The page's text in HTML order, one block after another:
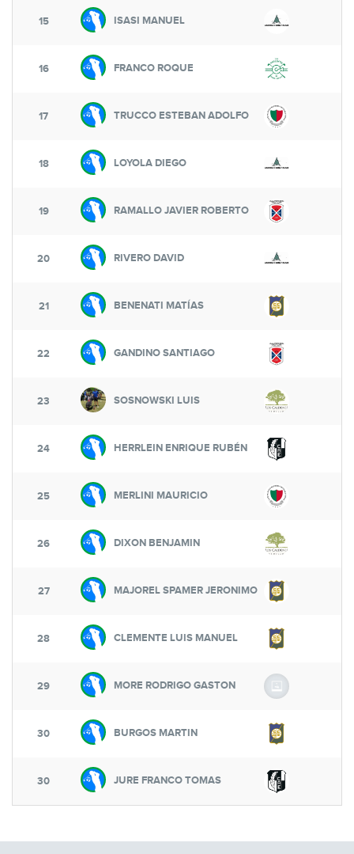
15 ISASI MANUEL
16 FRANCO ROQUE
17 TRUCCO ESTEBAN ADOLFO
18 LOYOLA DIEGO
19 RAMALLO JAVIER ROBERTO
20 RIVERO DAVID
21 BENENATI MATÍAS
22 GANDINO SANTIAGO
23 SOSNOWSKI LUIS
24 HERRLEIN ENRIQUE RUBÉN
25 MERLINI MAURICIO
26 DIXON BENJAMIN
27 MAJOREL SPAMER JERONIMO
28 CLEMENTE LUIS MANUEL
29 MORE RODRIGO GASTON
30 BURGOS MARTIN
30 JURE FRANCO TOMAS